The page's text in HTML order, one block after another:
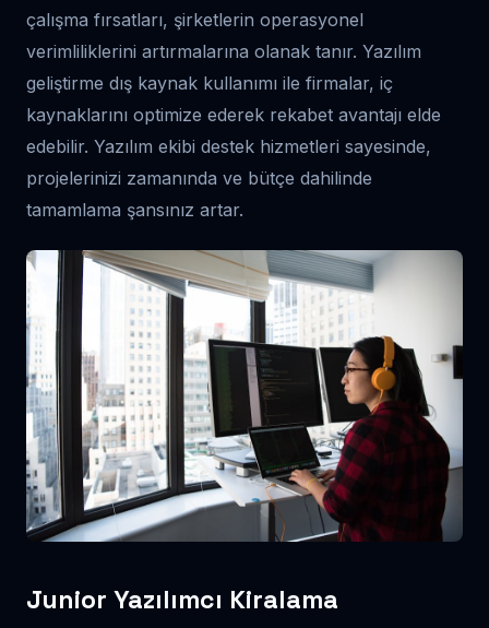
çalışma fırsatları, şirketlerin operasyonel
verimliliklerini artırmalarına olanak tanır. Yazılım
geliştirme dış kaynak kullanımı ile firmalar, iç
kaynaklarını optimize ederek rekabet avantajı elde
edebilir. Yazılım ekibi destek hizmetleri sayesinde,
projelerinizi zamanında ve bütçe dahilinde
tamamlama şansınız artar.
Junior Yazılımcı Kiralama